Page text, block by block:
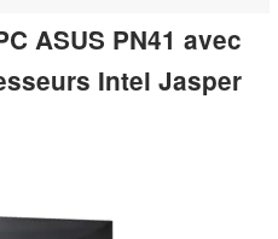
ASUS PN41 avec
Intel Jasper